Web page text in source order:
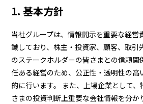
お問い合わせ
BEYOND
Japanese
1. 基本方針
当社グループは、情報開示を重要な経営
識しており、株主・投資家、顧客、取引
のステークホルダーの皆さまとの信頼関
任ある経営のため、公正性・透明性の高
的に行います。 また、上場企業として
さまの投資判断上重要な会社情報を分か